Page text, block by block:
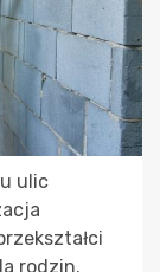
ulic
rodzin.